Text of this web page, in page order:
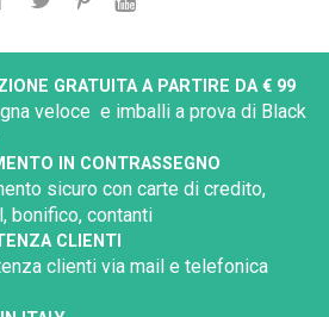
GRATUITA A PARTIRE DA € 99
veloce e imballi a prova di Black
IN CONTRASSEGNO
sicuro con carte di credito,
bonifico, contanti
CLIENTI
clienti via mail e telefonica